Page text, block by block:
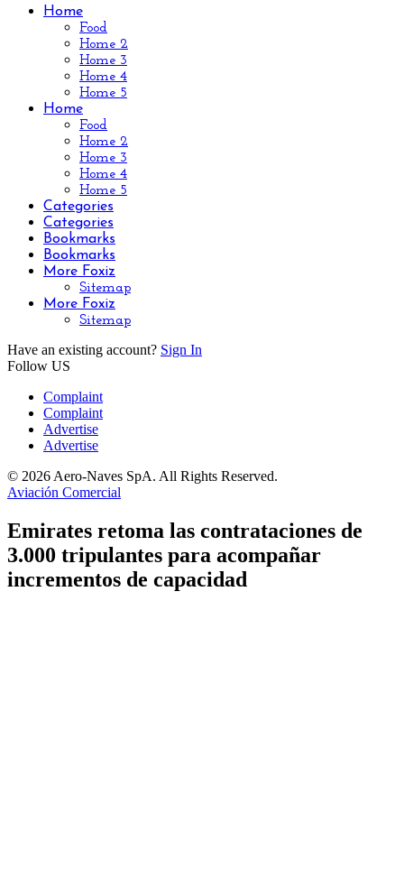
Home
Food
Home 2
Home 3
Home 4
Home 5
Home
Food
Home 2
Home 3
Home 4
Home 5
Categories
Categories
Bookmarks
Bookmarks
More Foxiz
Sitemap
More Foxiz
Sitemap
Have an existing account? Sign In
Follow US
Complaint
Complaint
Advertise
Advertise
© 2026 Aero-Naves SpA. All Rights Reserved.
Aviación Comercial
Emirates retoma las contrataciones de
3.000 tripulantes para acompañar
incrementos de capacidad